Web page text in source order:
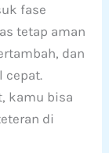
fase
tetap aman
dan
cepat.
kamu bisa
di